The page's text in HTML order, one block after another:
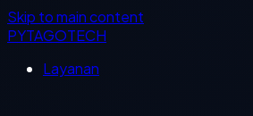
Skip to main content
PYTAGOTECH
Layanan